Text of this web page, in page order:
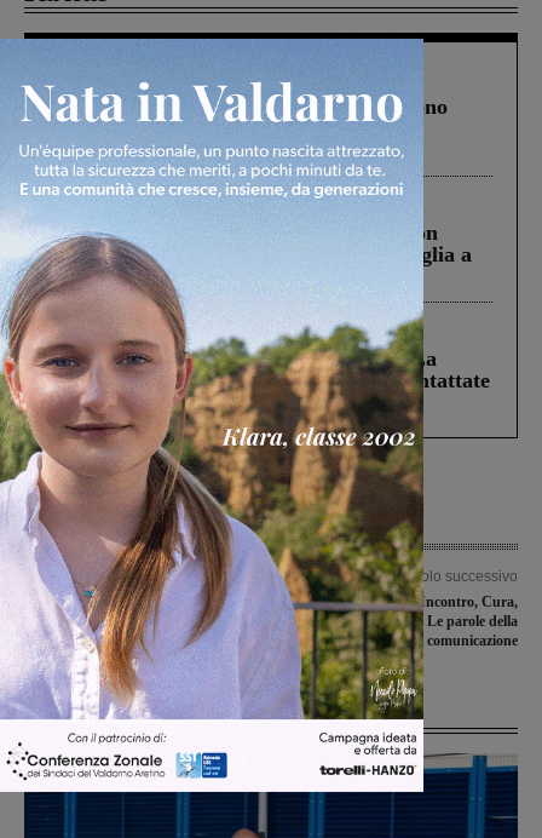
Cronaca
Un anno fa la strage in A1 in cui morirono
Gianni, Giulia e Franco. Lo schianto, il
processo, lo stop ai sorpassi fra tir....
Cronaca 3 Agosto 2026
Scomparso da una struttura di Castiglion
Fiorentino l’uomo che aveva ucciso la figlia a
Levane nel 2020
Cronaca 5 Agosto 2026
Continuano le ricerche di Miah Billal. La
Prefettura: “In caso di avvistamento contattate
il 112”
Articolo precedente
Reumatologia: intervista al Dott.
Edoardo Conticini
Articolo successivo
Banca Valdarno: Incontro, Cura,
Legame e Ambiente. Le parole della
nuova campagna di comunicazione
Ultime Notizie